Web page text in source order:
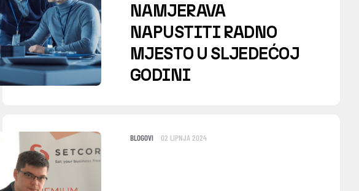
NAMJERAVA
NAPUSTITI RADNO
MJESTO U SLJEDEĆOJ
GODINI
BLOGOVI 02 LIPNJA 2024